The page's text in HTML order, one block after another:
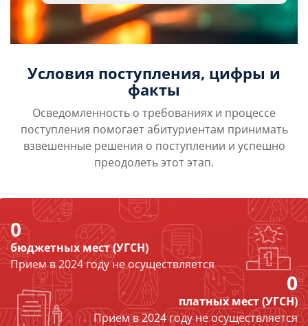
Условия поступления, цифры и
факты
Осведомленность о требованиях и процессе
поступления помогает абитуриентам принимать
взвешенные решения о поступлении и успешно
преодолеть этот этап.
0
бюджетных мест (УГСН)
Прием в 2024 году не осуществляется
0
платных мест (УГСН)
Прием в 2024 году не осуществляется